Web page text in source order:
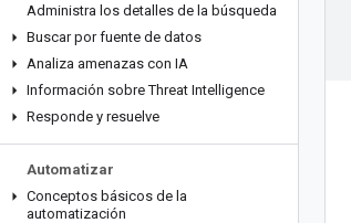
Administra los detalles de la búsqueda
Buscar por fuente de datos
Analiza amenazas con IA
Información sobre Threat Intelligence
Responde y resuelve
Automatizar
Conceptos básicos de la
automatización